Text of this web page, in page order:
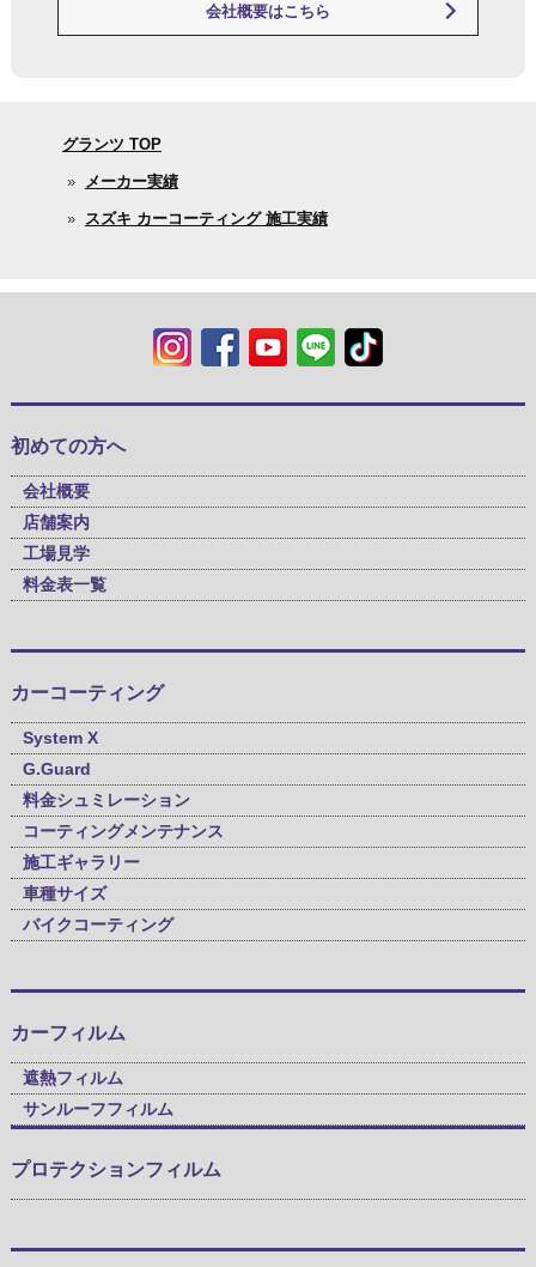
会社概要はこちら
グランツ TOP
» メーカー実績
» スズキ カーコーティング 施工実績
初めての方へ
会社概要
店舗案内
工場見学
料金表一覧
カーコーティング
System X
G.Guard
料金シュミレーション
コーティングメンテナンス
施工ギャラリー
車種サイズ
バイクコーティング
カーフィルム
遮熱フィルム
サンルーフフィルム
プロテクションフィルム